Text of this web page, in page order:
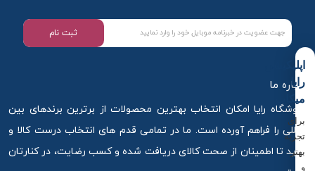
ثبت نام
درباره ما
فروشگاه رایا امکان انتخاب بهترین محصولات از برترین برندهای بین
المللی را فراهم آورده است. ما در تمامی قدم های انتخاب درست کالا و
خرید تا اطمینان از صحت کالای دریافت شده و کسب رضایت، در کنارتان
اپلیکیشن
رایا
میکاپ
برای
تجربه
بهتر
و